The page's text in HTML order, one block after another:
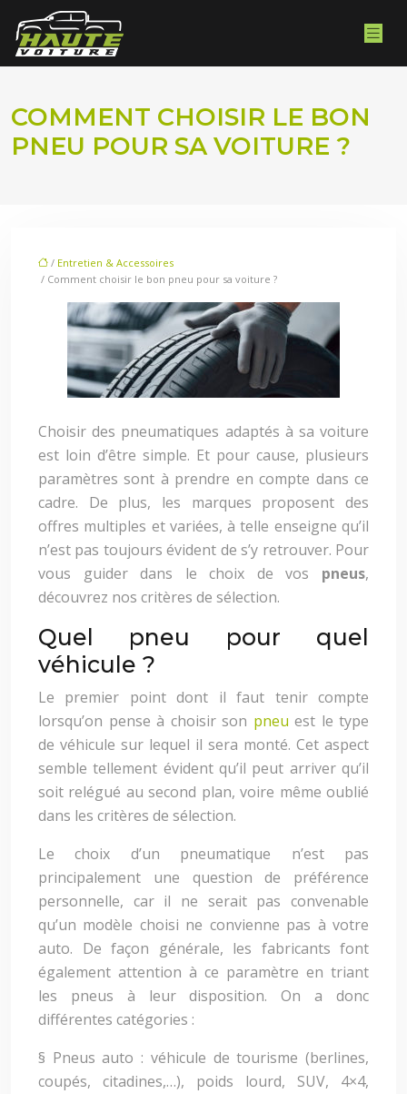
COMMENT CHOISIR LE BON
PNEU POUR SA VOITURE ?
/ Entretien & Accessoires
/ Comment choisir le bon pneu pour sa voiture ?
Choisir des pneumatiques adaptés à sa voiture
est loin d’être simple. Et pour cause, plusieurs
paramètres sont à prendre en compte dans ce
cadre. De plus, les marques proposent des
offres multiples et variées, à telle enseigne qu’il
n’est pas toujours évident de s’y retrouver. Pour
vous guider dans le choix de vos pneus,
découvrez nos critères de sélection.
Quel pneu pour quel
véhicule ?
Le premier point dont il faut tenir compte
lorsqu’on pense à choisir son pneu est le type
de véhicule sur lequel il sera monté. Cet aspect
semble tellement évident qu’il peut arriver qu’il
soit relégué au second plan, voire même oublié
dans les critères de sélection.
Le choix d’un pneumatique n’est pas
principalement une question de préférence
personnelle, car il ne serait pas convenable
qu’un modèle choisi ne convienne pas à votre
auto. De façon générale, les fabricants font
également attention à ce paramètre en triant
les pneus à leur disposition. On a donc
différentes catégories :
§ Pneus auto : véhicule de tourisme (berlines,
coupés, citadines,…), poids lourd, SUV, 4×4,